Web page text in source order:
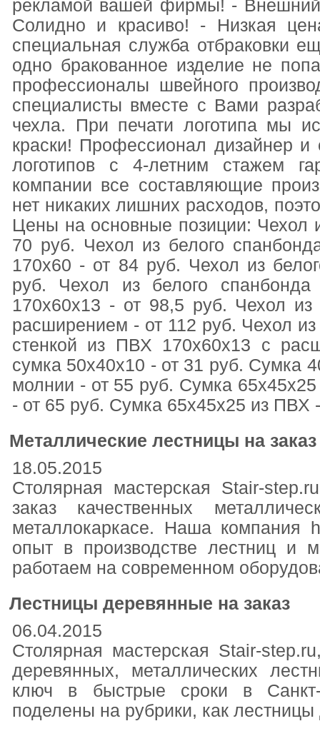
рекламой вашей фирмы! -
Солидно и красиво! - Низкая
специальная служба отбраковки
одно бракованное изделие не
профессионалы швейного
специалисты вместе с Вами
чехла. При печати логотипа мы
краски! Профессионал дизайнер
логотипов с 4-летним стажем
компании все составляющие
нет никаких лишних расходов,
Цены на основные позиции: Чехол
70 руб. Чехол из белого
170х60 - от 84 руб. Чехол из
руб. Чехол из белого
170х60х13 - от 98,5 руб. Чехол
расширением - от 112 руб. Чехол
стенкой из ПВХ 170х60х13 с
сумка 50х40х10 - от 31 руб. Сумка
молнии - от 55 руб. Сумка
- от 65 руб. Сумка 65х45х25 из ПВХ
Металлические лестницы на заказ
18.05.2015
Столярная мастерская Stair-
заказ качественных
металлокаркасе. Наша компания
опыт в производстве лестниц и
работаем на современном
Лестницы деревянные на заказ
06.04.2015
Столярная мастерская Stair-
деревянных, металлических
ключ в быстрые сроки в
поделены на рубрики, как